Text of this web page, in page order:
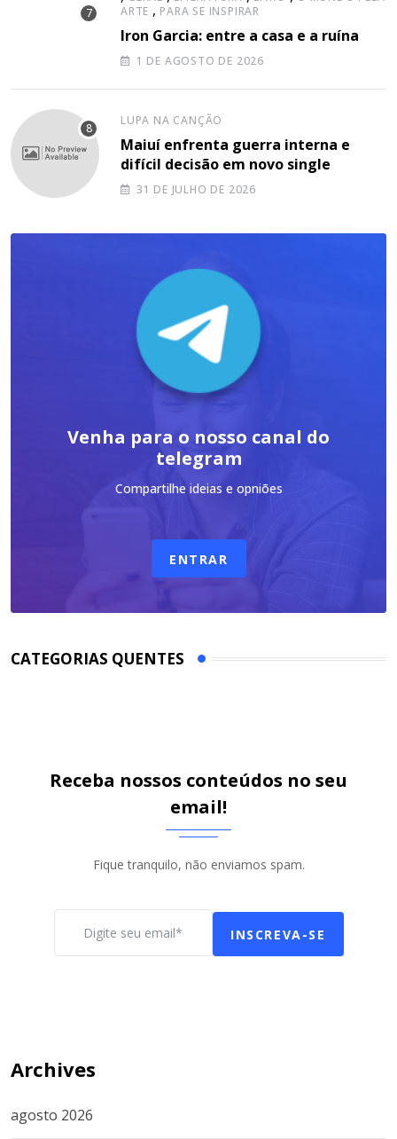
ARTE , PARA SE INSPIRAR
Iron Garcia: entre a casa e a ruína
1 DE AGOSTO DE 2026
LUPA NA CANÇÃO
Maiuí enfrenta guerra interna e
difícil decisão em novo single
31 DE JULHO DE 2026
Venha para o nosso canal do
telegram
Compartilhe ideias e opniões
ENTRAR
CATEGORIAS QUENTES
Receba nossos conteúdos no seu
email!
Fique tranquilo, não enviamos spam.
INSCREVA-SE
Archives
agosto 2026